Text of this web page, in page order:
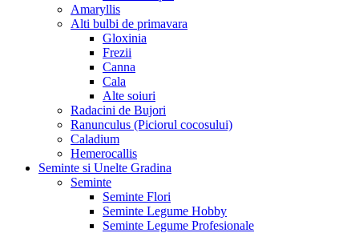
Amaryllis
Alti bulbi de primavara
Gloxinia
Frezii
Canna
Cala
Alte soiuri
Radacini de Bujori
Ranunculus (Piciorul cocosului)
Caladium
Hemerocallis
Seminte si Unelte Gradina
Seminte
Seminte Flori
Seminte Legume Hobby
Seminte Legume Profesionale